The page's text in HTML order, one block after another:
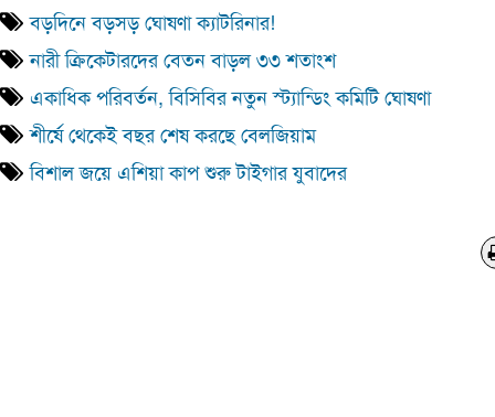
বড়দিনে বড়সড় ঘোষণা ক্যাটরিনার!
নারী ক্রিকেটারদের বেতন বাড়ল ৩৩ শতাংশ
একাধিক পরিবর্তন, বিসিবির নতুন স্ট্যান্ডিং কমিটি ঘোষণা
শীর্ষে থেকেই বছর শেষ করছে বেলজিয়াম
বিশাল জয়ে এশিয়া কাপ শুরু টাইগার যুবাদের